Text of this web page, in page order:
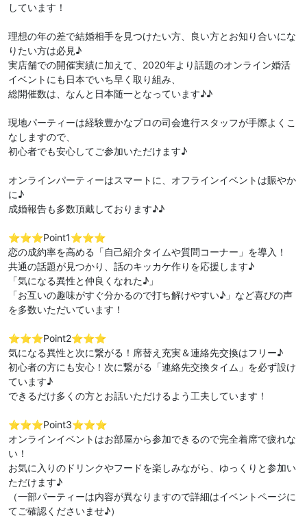
しています！
理想の年の差で結婚相手を見つけたい方、良い方とお知り合いにな
りたい方は必見♪
実店舗での開催実績に加えて、2020年より話題のオンライン婚活
イベントにも日本でいち早く取り組み、
総開催数は、なんと日本随一となっています♪♪
現地パーティーは経験豊かなプロの司会進行スタッフが手際よくこ
なしますので、
初心者でも安心してご参加いただけます♪
オンラインパーティーはスマートに、オフラインイベントは賑やか
に♪
成婚報告も多数頂戴しております♪♪
⭐️⭐️⭐️Point1⭐️⭐️⭐️
恋の成約率を高める「自己紹介タイムや質問コーナー」を導入！
共通の話題が見つかり、話のキッカケ作りを応援します♪
「気になる異性と仲良くなれた♪」
「お互いの趣味がすぐ分かるので打ち解けやすい♪」など喜びの声
を多数いただいています！
⭐️⭐️⭐️Point2⭐️⭐️⭐️
気になる異性と次に繋がる！席替え充実＆連絡先交換はフリー♪
初心者の方にも安心！次に繋がる「連絡先交換タイム」を必ず設け
ています♪
できるだけ多くの方とお話いただけるよう工夫しています！
⭐️⭐️⭐️Point3⭐️⭐️⭐️
オンラインイベントはお部屋から参加できるので完全着席で疲れな
い！
お気に入りのドリンクやフードを楽しみながら、ゆっくりと参加い
ただけます♪
（一部パーティーは内容が異なりますので詳細はイベントページに
てご確認くださいませ♪）